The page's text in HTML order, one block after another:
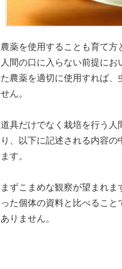
農薬を使用することも育て
人間の口に入らない前提に
た農薬を適切に使用すれば
せん。
道具だけでなく栽培を行う人
り、以下に記述される内容
ます。
まずこまめな観察が望まれ
った個体の資料と比べるこ
ありません。